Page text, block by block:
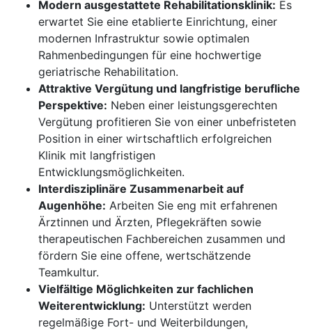
Modern ausgestattete Rehabilitationsklinik: Es
erwartet Sie eine etablierte Einrichtung, einer
modernen Infrastruktur sowie optimalen
Rahmenbedingungen für eine hochwertige
geriatrische Rehabilitation.
Attraktive Vergütung und langfristige berufliche
Perspektive: Neben einer leistungsgerechten
Vergütung profitieren Sie von einer unbefristeten
Position in einer wirtschaftlich erfolgreichen
Klinik mit langfristigen
Entwicklungsmöglichkeiten.
Interdisziplinäre Zusammenarbeit auf
Augenhöhe: Arbeiten Sie eng mit erfahrenen
Ärztinnen und Ärzten, Pflegekräften sowie
therapeutischen Fachbereichen zusammen und
fördern Sie eine offene, wertschätzende
Teamkultur.
Vielfältige Möglichkeiten zur fachlichen
Weiterentwicklung: Unterstützt werden
regelmäßige Fort- und Weiterbildungen,